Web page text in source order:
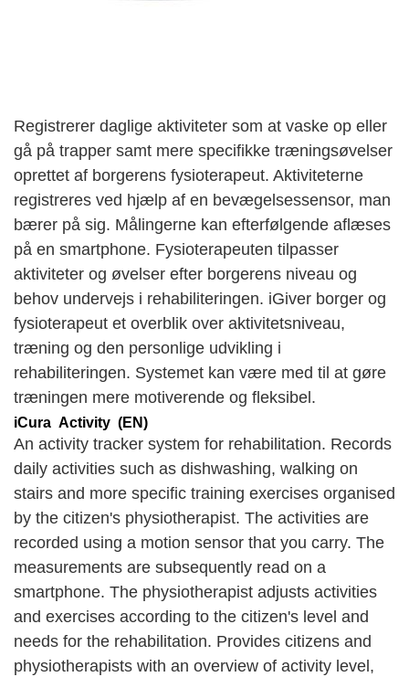
Registrerer daglige aktiviteter som at vaske op eller
gå på trapper samt mere specifikke træningsøvelser
oprettet af borgerens fysioterapeut. Aktiviteterne
registreres ved hjælp af en bevægelsessensor, man
bærer på sig. Målingerne kan efterfølgende aflæses
på en smartphone. Fysioterapeuten tilpasser
aktiviteter og øvelser efter borgerens niveau og
behov undervejs i rehabiliteringen. iGiver borger og
fysioterapeut et overblik over aktivitetsniveau,
træning og den personlige udvikling i
rehabiliteringen. Systemet kan være med til at gøre
træningen mere motiverende og fleksibel.
iCura Activity (EN)
An activity tracker system for rehabilitation. Records
daily activities such as dishwashing, walking on
stairs and more specific training exercises organised
by the citizen's physiotherapist. The activities are
recorded using a motion sensor that you carry. The
measurements are subsequently read on a
smartphone. The physiotherapist adjusts activities
and exercises according to the citizen's level and
needs for the rehabilitation. Provides citizens and
physiotherapists with an overview of activity level,